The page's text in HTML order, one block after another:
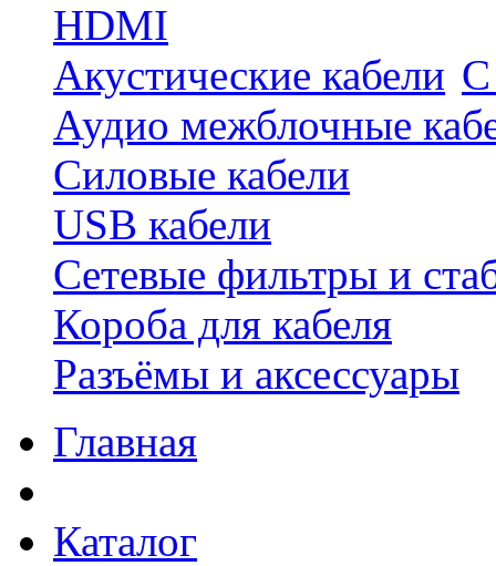
HDMI
Акустические кабели С
Аудио межблочные
Силовые кабели
USB кабели
Сетевые фильтры и
Короба для кабеля
Разъёмы и аксессуары
Главная
Каталог